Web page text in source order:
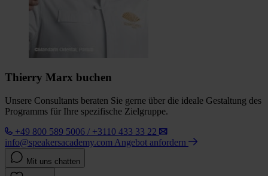
Thierry Marx buchen
Unsere Consultants beraten Sie gerne über die ideale Gestaltung des
Programms für Ihre spezifische Zielgruppe.
+49 800 589 5006 / +3110 433 33 22
info@speakersacademy.com Angebot anfordern
Mit uns chatten